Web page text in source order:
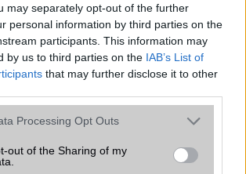
may separately opt-out of the further
personal information by third parties on the
participants. This information may
by us to third parties on the IAB’s List of
that may further disclose it to other
this website/app uses one or more Google
visit or usage behaviour. You may click to
to Google and its third-party tags to
Processing Opt Outs
out of the Sharing of my